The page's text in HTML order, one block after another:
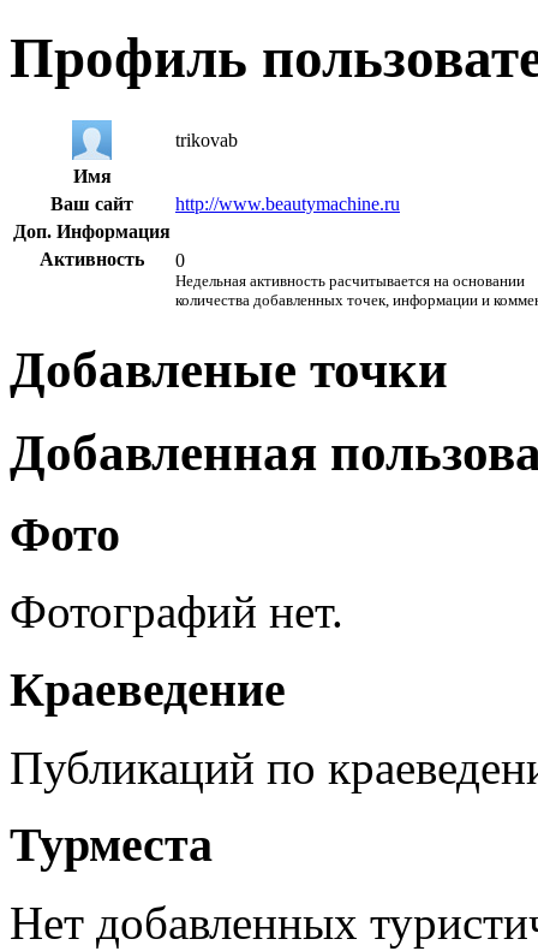
Профиль
trikovab
Имя
Ваш сайт
http://www.beautymachine.ru
Доп. Информация
Активность
0
Недельная активность расчитывается на основании
количества добавленных точек, информации и
Добавленые точки
Добавленная
Фото
Фотографий нет.
Краеведение
Публикаций по
Турместа
Нет добавленных